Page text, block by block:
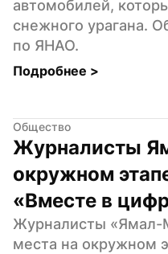
автомобилей,
снежного урагана.
по ЯНАО.
Подробнее >
Общество
Журналисты
окружном
«Вместе в
Журналисты «Ямал-
места на окружном